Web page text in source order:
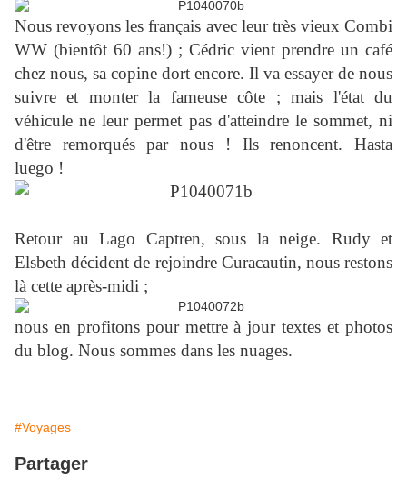
Nous revoyons les français avec leur très vieux Combi
WW (bientôt 60 ans!) ; Cédric vient prendre un café
chez nous, sa copine dort encore. Il va essayer de nous
suivre et monter la fameuse côte ; mais l'état du
véhicule ne leur permet pas d'atteindre le sommet, ni
d'être remorqués par nous ! Ils renoncent. Hasta
luego !
Retour au Lago Captren, sous la neige. Rudy et
Elsbeth décident de rejoindre Curacautin, nous restons
là cette après-midi ;
nous en profitons pour mettre à jour textes et photos
du blog. Nous sommes dans les nuages.
#Voyages
Partager